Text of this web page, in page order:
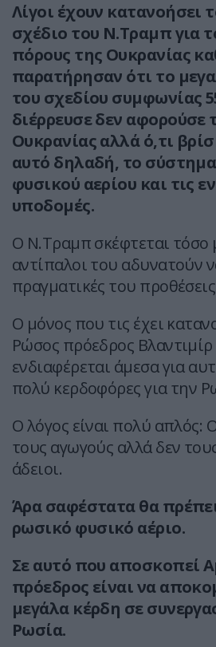
Λίγοι έχουν κατανοήσει
σχέδιο του Ν.Τραμπ για
πόρους της Ουκρανίας
παρατήρησαν ότι το
του σχεδίου συμφωνίας
διέρρευσε δεν αφορούσε
Ουκρανίας αλλά ό,τι
αυτό δηλαδή, το
φυσικού αερίου και τις
υποδομές.
Ο Ν.Τραμπ σκέφτεται τόσο
αντίπαλοι του αδυνατούν
πραγματικές του
Ο μόνος που τις έχει
Ρώσος πρόεδρος
ενδιαφέρεται άμεσα για
πολύ κερδοφόρες για την
Ο λόγος είναι πολύ απλός:
τους αγωγούς αλλά δεν
άδειοι.
Άρα σαφέστατα θα
ρωσικό φυσικό αέριο.
Σε αυτό που αποσκοπεί
πρόεδρος είναι να
μεγάλα κέρδη σε
Ρωσία.